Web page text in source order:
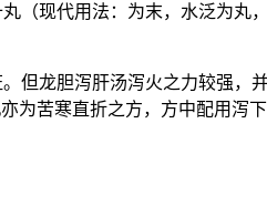
（现代用法：为末，水泛为丸
但龙胆泻肝汤泻火之力较强
为苦寒直折之方，方中配用